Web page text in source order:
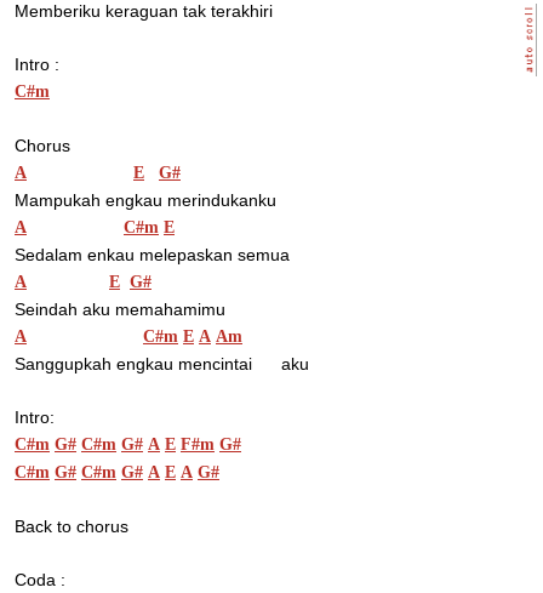
Memberiku keraguan tak terakhiri
Intro :
C#m
Chorus
A E G#
Mampukah engkau merindukanku
A C#m E
Sedalam enkau melepaskan semua
A E G#
Seindah aku memahamimu
A C#m E A Am
Sanggupkah engkau mencintai      aku
Intro:
C#m G# C#m G# A E F#m G#
C#m G# C#m G# A E A G#
Back to chorus
Coda :